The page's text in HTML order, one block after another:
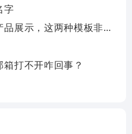
字
示，这两种模板非常实用
打不开咋回事？